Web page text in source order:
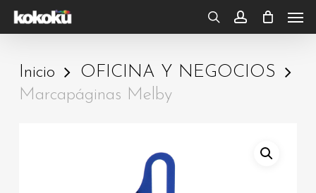
Skip
to
content
searchaccount
Inicio
OFICINA Y NEGOCIOS
Marcapáginas Melby